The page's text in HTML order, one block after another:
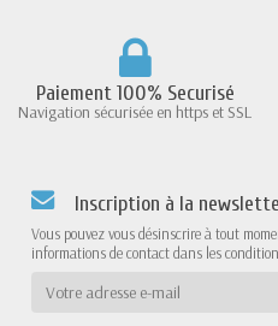
Paiement 100% Securisé
Navigation sécurisée en https et SSL
Inscription à la
Vous pouvez vous désinscrire à tout
informations de contact dans les